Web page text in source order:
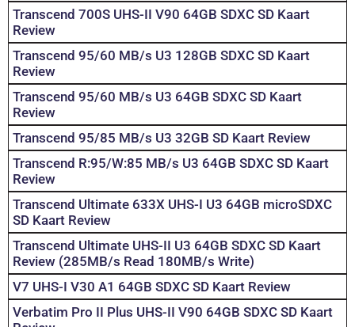
Transcend 700S UHS-II V90 64GB SDXC SD Kaart
Review
Transcend 95/60 MB/s U3 128GB SDXC SD Kaart
Review
Transcend 95/60 MB/s U3 64GB SDXC SD Kaart
Review
Transcend 95/85 MB/s U3 32GB SD Kaart Review
Transcend R:95/W:85 MB/s U3 64GB SDXC SD Kaart
Review
Transcend Ultimate 633X UHS-I U3 64GB microSDXC
SD Kaart Review
Transcend Ultimate UHS-II U3 64GB SDXC SD Kaart
Review (285MB/s Read 180MB/s Write)
V7 UHS-I V30 A1 64GB SDXC SD Kaart Review
Verbatim Pro II Plus UHS-II V90 64GB SDXC SD Kaart